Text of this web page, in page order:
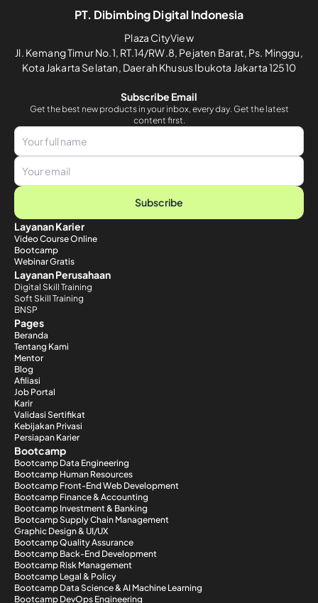
PT. Dibimbing Digital Indonesia
Plaza CityView
Jl. Kemang Timur No.1, RT.14/RW.8, Pejaten Barat, Ps. Minggu,
Kota Jakarta Selatan, Daerah Khusus Ibukota Jakarta 12510
Subscribe Email
Get the best new products in your inbox, every day. Get the latest
content first.
Subscribe
Layanan Karier
Video Course Online
Bootcamp
Webinar Gratis
Layanan Perusahaan
Digital Skill Training
Soft Skill Training
BNSP
Pages
Beranda
Tentang Kami
Mentor
Blog
Afiliasi
Job Portal
Karir
Validasi Sertifikat
Kebijakan Privasi
Persiapan Karier
Bootcamp
Bootcamp Data Engineering
Bootcamp Human Resources
Bootcamp Front-End Web Development
Bootcamp Finance & Accounting
Bootcamp Investment & Banking
Bootcamp Supply Chain Management
Graphic Design & UI/UX
Bootcamp Quality Assurance
Bootcamp Back-End Development
Bootcamp Risk Management
Bootcamp Legal & Policy
Bootcamp Data Science & AI Machine Learning
Bootcamp DevOps Engineering